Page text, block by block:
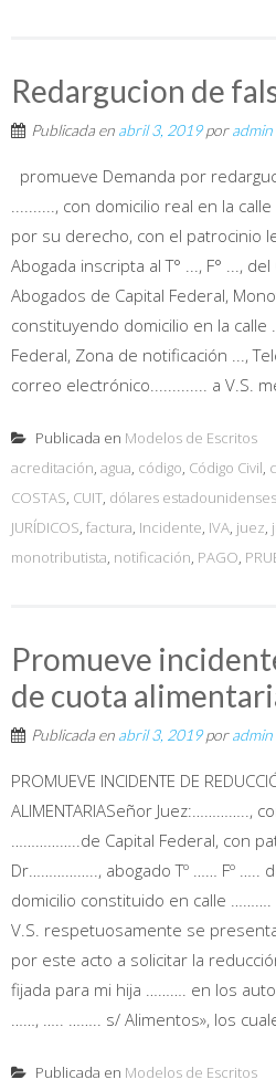
Redargucion de
Publicada en abril 3, 2019poradmin
promueve Demanda por
.........., con domicilio real en la
por su derecho, con el patrocinio
Abogada inscripta al T° ..., F° ...,
Abogados de Capital Federal,
constituyendo domicilio en la calle
Federal, Zona de notificación ...,
correo electrónico............. a V.S.
Publicada en Modelos de Escritos
acreditación, agua, código, Código Civil,
COSTAS, CUIT, dólares estadounidenses
JURÍDICOS, factura, Incidente, IVA, juez,
monotributista, notificación, PAGO,
Promueve
de cuota
Publicada en abril 3, 2019poradmin
PROMUEVE INCIDENTE DE
ALIMENTARIASeñor Juez:…………..,
……………..de Capital Federal, con
Dr…………….., abogado Tº …… Fº …..
domicilio constituido en calle ……….
V.S. respetuosamente se
por este acto a solicitar la
fijada para mi hija ………. en los
……, ….. …….. s/ Alimentos», los
Publicada en Modelos de Escritos